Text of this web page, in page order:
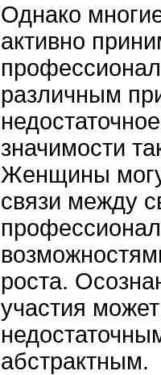
Однако
активно
различным
значимости
Женщины
связи между
роста.
участия
абстрактным.